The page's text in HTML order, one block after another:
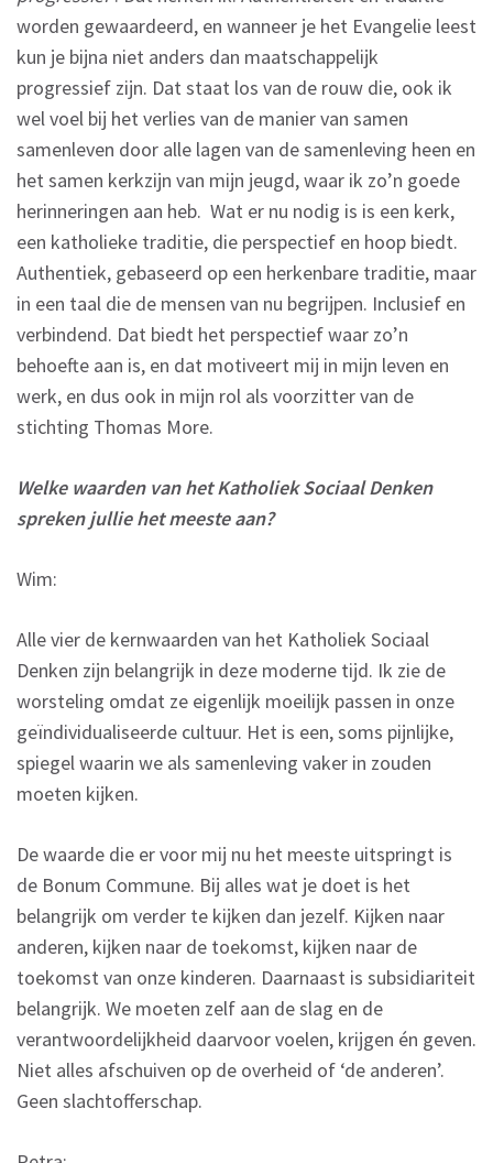
worden gewaardeerd, en wanneer je het Evangelie leest
kun je bijna niet anders dan maatschappelijk
progressief zijn. Dat staat los van de rouw die, ook ik
wel voel bij het verlies van de manier van samen
samenleven door alle lagen van de samenleving heen en
het samen kerkzijn van mijn jeugd, waar ik zo’n goede
herinneringen aan heb. Wat er nu nodig is is een kerk,
een katholieke traditie, die perspectief en hoop biedt.
Authentiek, gebaseerd op een herkenbare traditie, maar
in een taal die de mensen van nu begrijpen. Inclusief en
verbindend. Dat biedt het perspectief waar zo’n
behoefte aan is, en dat motiveert mij in mijn leven en
werk, en dus ook in mijn rol als voorzitter van de
stichting Thomas More.
Welke waarden van het Katholiek Sociaal Denken
spreken jullie het meeste aan?
Wim:
Alle vier de kernwaarden van het Katholiek Sociaal
Denken zijn belangrijk in deze moderne tijd. Ik zie de
worsteling omdat ze eigenlijk moeilijk passen in onze
geïndividualiseerde cultuur. Het is een, soms pijnlijke,
spiegel waarin we als samenleving vaker in zouden
moeten kijken.
De waarde die er voor mij nu het meeste uitspringt is
de Bonum Commune. Bij alles wat je doet is het
belangrijk om verder te kijken dan jezelf. Kijken naar
anderen, kijken naar de toekomst, kijken naar de
toekomst van onze kinderen. Daarnaast is subsidiariteit
belangrijk. We moeten zelf aan de slag en de
verantwoordelijkheid daarvoor voelen, krijgen én geven.
Niet alles afschuiven op de overheid of ‘de anderen’.
Geen slachtofferschap.